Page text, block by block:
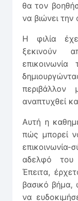
θα τον
να βιώνει την
Η φιλία
ξεκινούν
αναπτυχθεί
Αυτή η
πώς μπορεί
αδελφό του
Έπειτα,
βασικό βήμα,
να